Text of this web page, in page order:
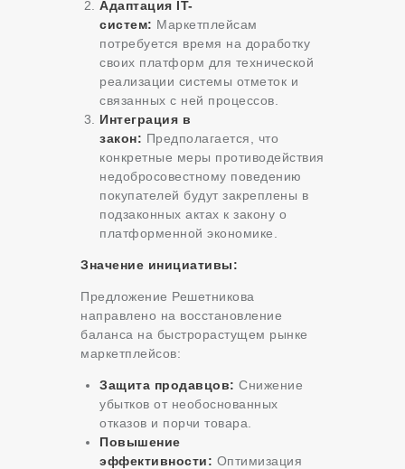
Адаптация IT-
систем: Маркетплейсам
потребуется время на доработку
своих платформ для технической
реализации системы отметок и
связанных с ней процессов.
Интеграция в
закон: Предполагается, что
конкретные меры противодействия
недобросовестному поведению
покупателей будут закреплены в
подзаконных актах к закону о
платформенной экономике.
Значение инициативы:
Предложение Решетникова
направлено на восстановление
баланса на быстрорастущем рынке
маркетплейсов:
Защита продавцов: Снижение
убытков от необоснованных
отказов и порчи товара.
Повышение
эффективности: Оптимизация